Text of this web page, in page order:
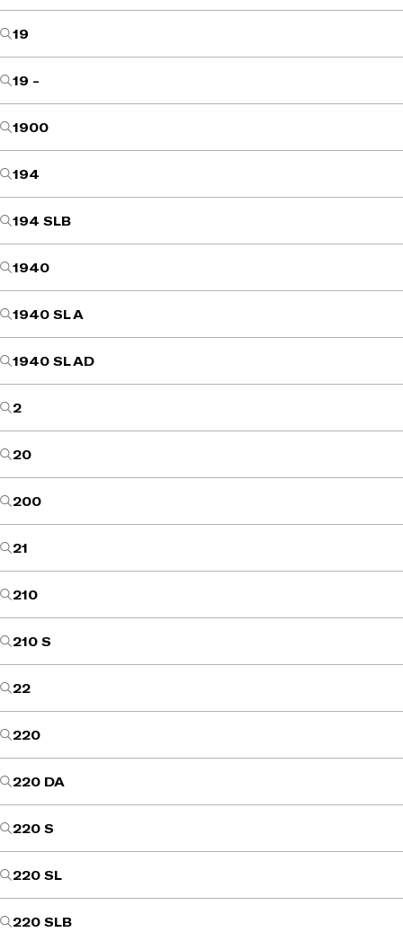
19
19 -
1900
194
194 SLB
1940
1940 SL A
1940 SL AD
2
20
200
21
210
210 S
22
220
220 DA
220 S
220 SL
220 SLB